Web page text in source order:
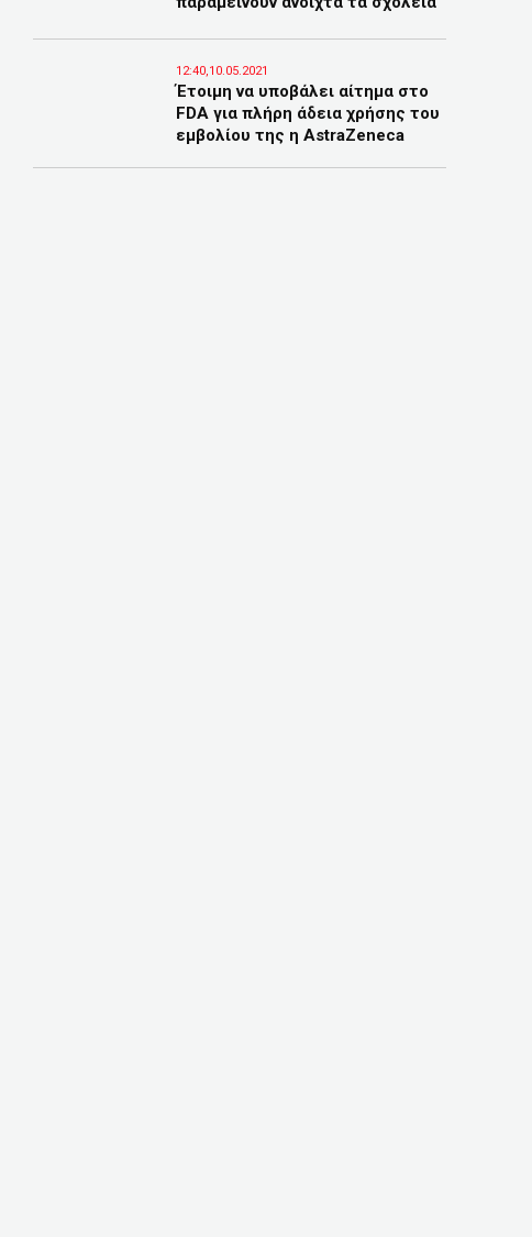
12:40,10.05.2021
Έτοιμη να υποβάλει αίτημα στο
FDA για πλήρη άδεια χρήσης του
εμβολίου της η AstraZeneca